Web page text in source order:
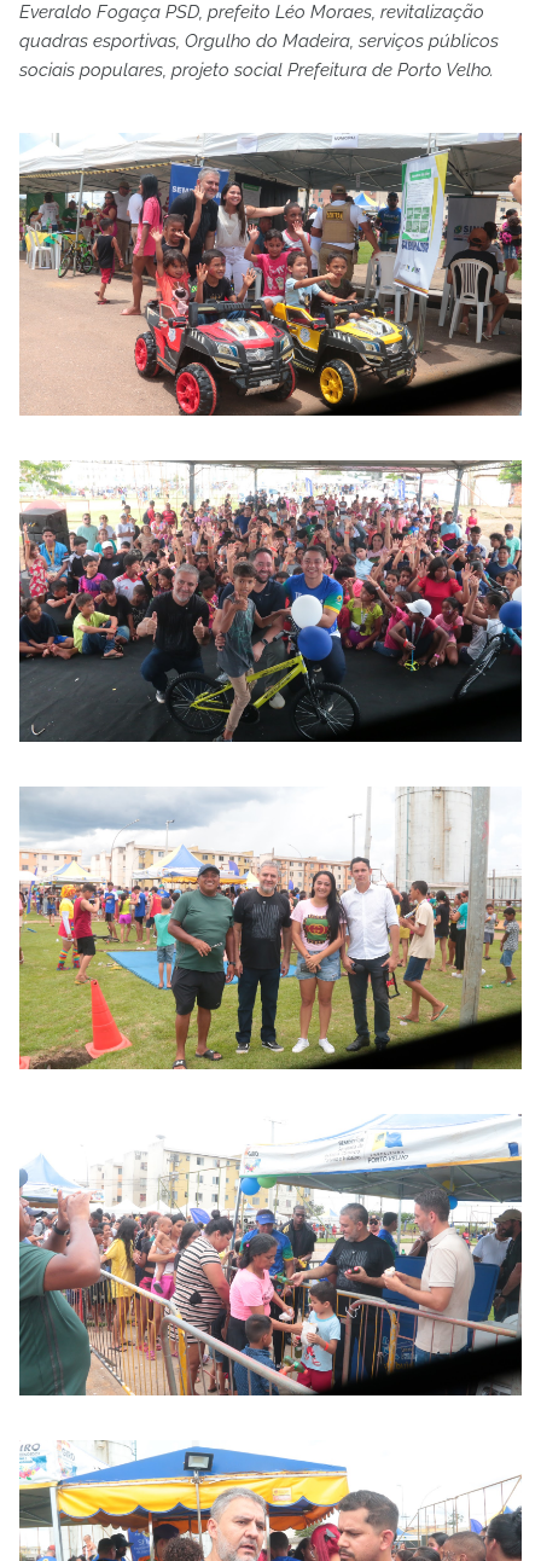
Everaldo Fogaça PSD, prefeito Léo Moraes, revitalização
quadras esportivas, Orgulho do Madeira, serviços públicos
sociais populares, projeto social Prefeitura de Porto Velho.